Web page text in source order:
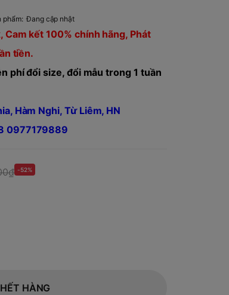
phẩm: Đang cập nhật
Cam kết 100% chính hãng, Phát
tiền.
phí đổi size, đổi mẫu trong 1 tuần
Hàm Nghi, Từ Liêm, HN
0977179889
-52%
HẾT HÀNG